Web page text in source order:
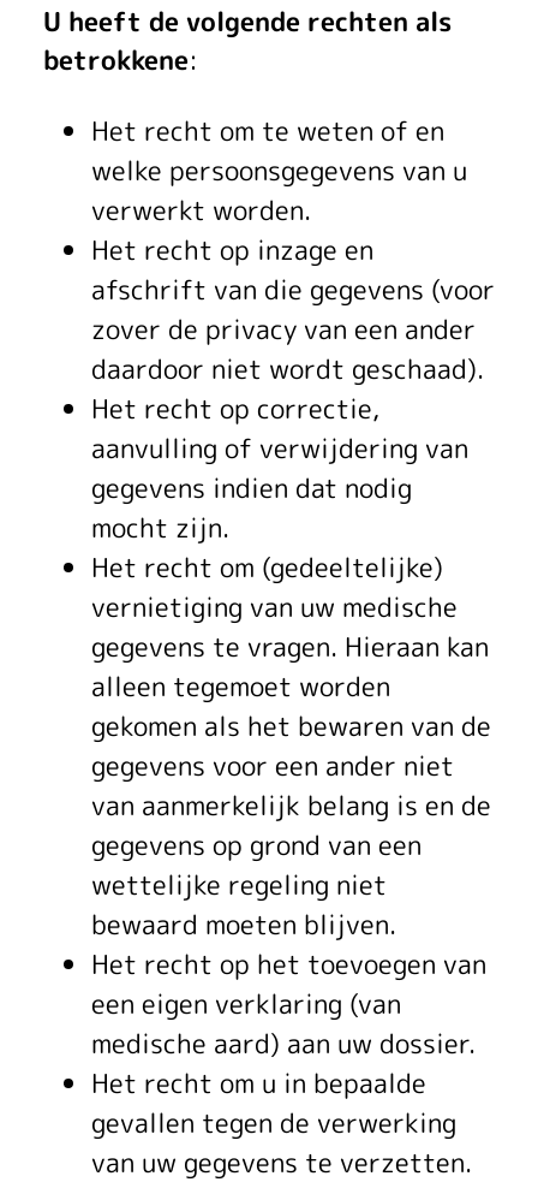
U heeft de volgende rechten als
betrokkene:
Het recht om te weten of en
welke persoonsgegevens van u
verwerkt worden.
Het recht op inzage en
afschrift van die gegevens (voor
zover de privacy van een ander
daardoor niet wordt geschaad).
Het recht op correctie,
aanvulling of verwijdering van
gegevens indien dat nodig
mocht zijn.
Het recht om (gedeeltelijke)
vernietiging van uw medische
gegevens te vragen. Hieraan kan
alleen tegemoet worden
gekomen als het bewaren van de
gegevens voor een ander niet
van aanmerkelijk belang is en de
gegevens op grond van een
wettelijke regeling niet
bewaard moeten blijven.
Het recht op het toevoegen van
een eigen verklaring (van
medische aard) aan uw dossier.
Het recht om u in bepaalde
gevallen tegen de verwerking
van uw gegevens te verzetten.